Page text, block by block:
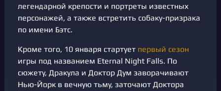
легендарной крепости и портреты известных
персонажей, а также встретить собаку-призрака
по имени Бэтс.
Кроме того, 10 января стартует первый сезон
игры под названием Eternal Night Falls. По
сюжету, Дракула и Доктор Дум заворачивают
Нью-Йорк в вечную тьму, заточают Доктора